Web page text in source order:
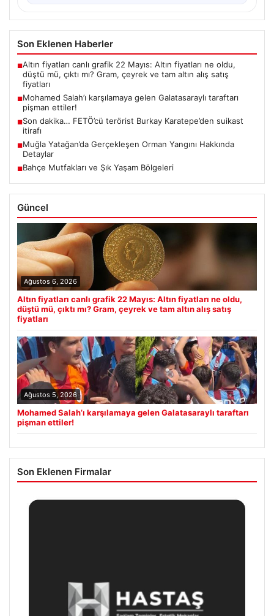
Son Eklenen Haberler
■Altın fiyatları canlı grafik 22 Mayıs: Altın fiyatları ne oldu,
düştü mü, çıktı mı? Gram, çeyrek ve tam altın alış satış
fiyatları
■Mohamed Salah’ı karşılamaya gelen Galatasaraylı taraftarı
pişman ettiler!
■Son dakika… FETÖ’cü terörist Burkay Karatepe’den suikast
itirafı
■Muğla Yatağan’da Gerçekleşen Orman Yangını Hakkında
Detaylar
■Bahçe Mutfakları ve Şık Yaşam Bölgeleri
Güncel
Ağustos 6, 2026
Altın fiyatları canlı grafik 22 Mayıs: Altın fiyatları ne oldu,
düştü mü, çıktı mı? Gram, çeyrek ve tam altın alış satış
fiyatları
Ağustos 5, 2026
Mohamed Salah’ı karşılamaya gelen Galatasaraylı taraftarı
pişman ettiler!
Son Eklenen Firmalar